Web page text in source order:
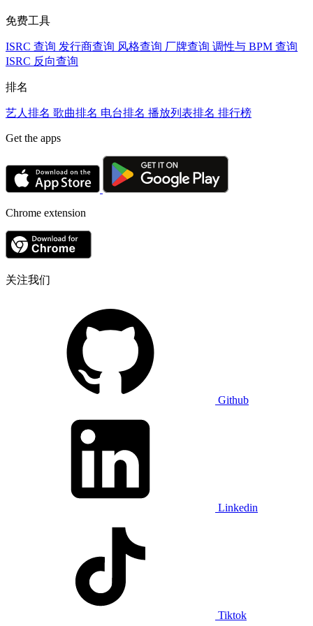
免费工具
ISRC 查询 发行商查询 风格查询 厂牌查询 调性与 BPM 查询
ISRC 反向查询
排名
艺人排名 歌曲排名 电台排名 播放列表排名 排行榜
Get the apps
Chrome extension
关注我们
Github
Linkedin
Tiktok